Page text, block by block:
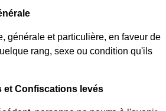
générale et particulière, en faveur de
rang, sexe ou condition qu'ils
et Confiscations levés